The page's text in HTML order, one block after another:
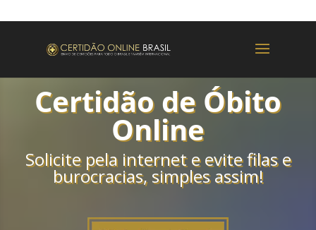
Certidão de Óbito
Online
Solicite pela interneteevite filas e
burocracias,simples assim!